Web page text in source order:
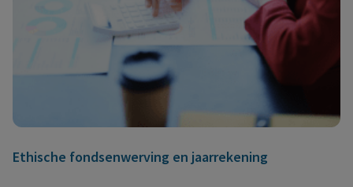
Ethische fondsenwerving en jaarrekening